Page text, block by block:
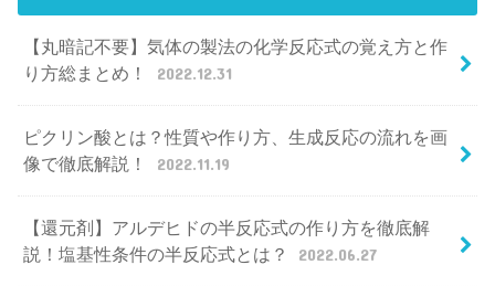
【丸暗記不要】気体の製法の化学反応式の覚え方と作
り方総まとめ！
2022.12.31
ピクリン酸とは？性質や作り方、生成反応の流れを画
像で徹底解説！
2022.11.19
【還元剤】アルデヒドの半反応式の作り方を徹底解
説！塩基性条件の半反応式とは？
2022.06.27